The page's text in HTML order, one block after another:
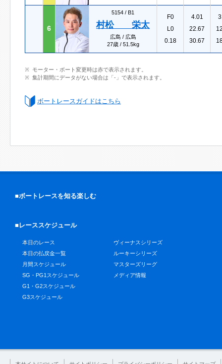
6
5154 / B1
村松 栄太
広島 / 広島
27歳 / 51.5kg
F0
L0
0.18
4.01
22.67
30.67
モーター・ボート変更時は赤で表示されます。
集計期間にデータがない場合は「-」で表示されます。
ボートレースガイドはこちら
■ボートレースを知る楽しむ
■レーススケジュール
本日のレース
本日の払戻金一覧
月間スケジュール
SG・PG1スケジュール
G1・G2スケジュール
G3スケジュール
ヴィーナスシリーズ
ルーキーシリーズ
マスターズリーグ
メディア情報